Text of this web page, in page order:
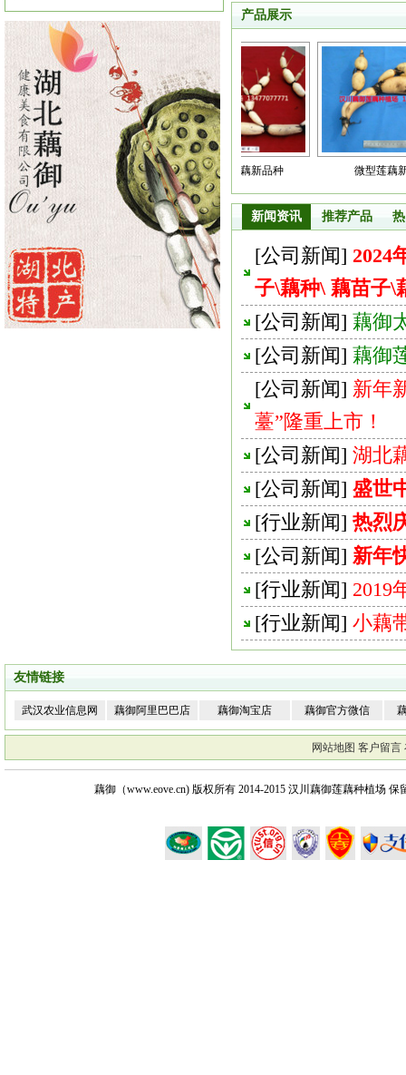
产品展示
新一号莲藕新品种 鄂莲一号莲藕新品种 微型莲藕新品种
新闻资讯 推荐产品
[公司新闻] 2024
子\藕种\ 藕苗子\
[公司新闻] 藕御
[公司新闻] 藕御
[公司新闻] 新年
薹”隆重上市！
[公司新闻] 湖北
[公司新闻] 盛世
[行业新闻] 热烈
[公司新闻] 新年
[行业新闻] 2019
[行业新闻] 小藕
友情链接
武汉农业信息网 藕御阿里巴巴店 藕御淘宝店 藕御官方微信
网站地图 客户留言
藕御（www.eove.cn) 版权所有2014-2015 汉川藕御莲藕种植场 保